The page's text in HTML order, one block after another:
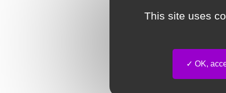
This site uses
OK,